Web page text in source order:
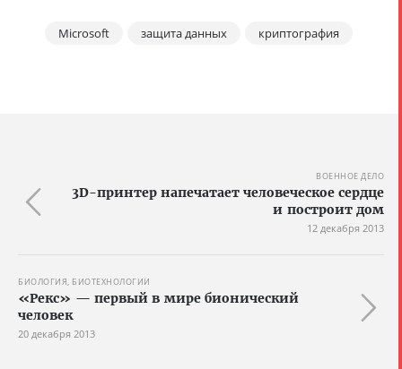
Microsoft защита данных криптография
ВОЕННОЕ ДЕЛО
3D-принтер напечатает человеческое сердце
и построит дом
12 декабря 2013
БИОЛОГИЯ, БИОТЕХНОЛОГИИ
«Рекс» — первый в мире бионический
человек
20 декабря 2013